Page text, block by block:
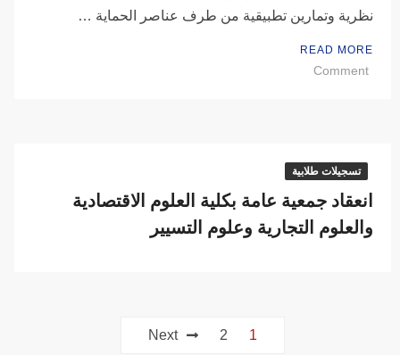
نظرية وتمارين تطبيقية من طرف عناصر الحماية …
READ MORE
Comment
on
بغاز
الكربون
co
تسجيلات طلابية
انعقاد جمعية عامة بكلية العلوم الاقتصادية
والعلوم التجارية وعلوم التسيير
1
2
Next